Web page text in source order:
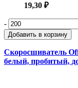
19,30 ₽
-
Добавить в корзину
Скоросшиватель
белый, пробитый,